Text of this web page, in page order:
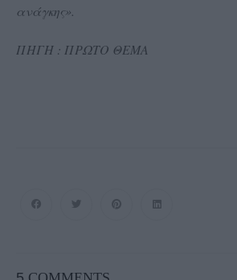
ανάγκης».
ΠΗΓΗ : ΠΡΩΤΟ ΘΕΜΑ